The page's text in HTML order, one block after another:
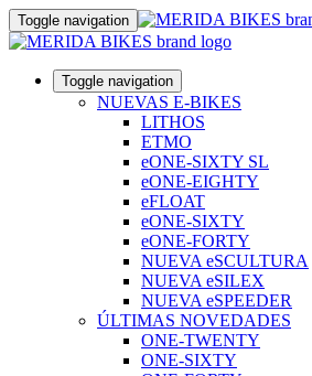
Toggle navigation
Toggle navigation
NUEVAS E-BIKES
LITHOS
ETMO
eONE-SIXTY SL
eONE-EIGHTY
eFLOAT
eONE-SIXTY
eONE-FORTY
NUEVA eSCULTURA
NUEVA eSILEX
NUEVA eSPEEDER
ÚLTIMAS NOVEDADES
ONE-TWENTY
ONE-SIXTY